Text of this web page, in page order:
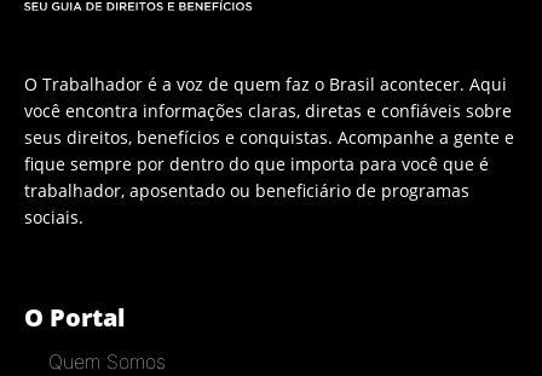
O Trabalhador é a voz de quem faz o Brasil acontecer. Aqui
você encontra informações claras, diretas e confiáveis sobre
seus direitos, benefícios e conquistas. Acompanhe a gente e
fique sempre por dentro do que importa para você que é
trabalhador, aposentado ou beneficiário de programas
sociais.
O Portal
Quem Somos